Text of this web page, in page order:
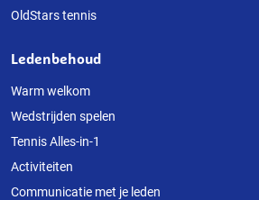
OldStars tennis
Ledenbehoud
Warm welkom
Wedstrijden spelen
Tennis Alles-in-1
Activiteiten
Communicatie met je leden